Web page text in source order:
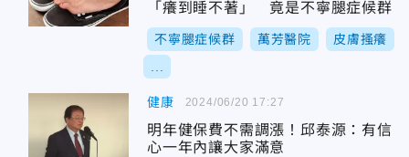
「癢到睡不著」 竟是不寧腿症候群
不寧腿症候群 萬芳醫院 皮膚搔癢
健康
明年健保費不需調漲！邱泰源：有信
心一年內讓大家滿意
2024/06/20 17:27